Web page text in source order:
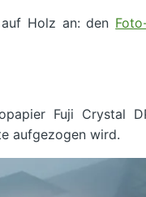
Holz an: den
Fuji Crystal
aufgezogen wird.